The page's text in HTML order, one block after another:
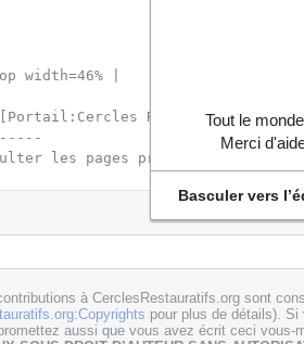
à CerclesRestauratifs.org sont
pour plus de détails).
aussi que vous avez écrit ceci vous-
Tout le
Merci
Basculer vers